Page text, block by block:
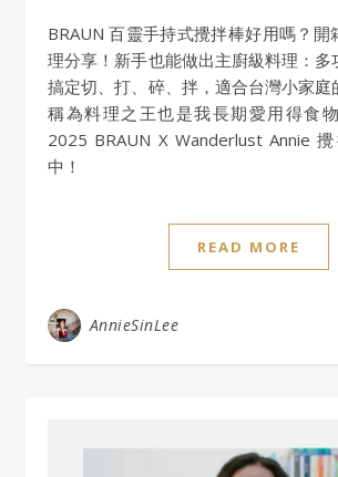
BRAUN 百靈手持式攪拌棒好用嗎？開箱評價＋實測料
理分享！新手也能做出主廚級料理：多
搞定切、打、碎、拌，適合台灣小家庭
稱為料理之王也是我長期愛用得食
2025 BRAUN X Wanderlust Annie
中！
READ MORE
AnnieSinLee